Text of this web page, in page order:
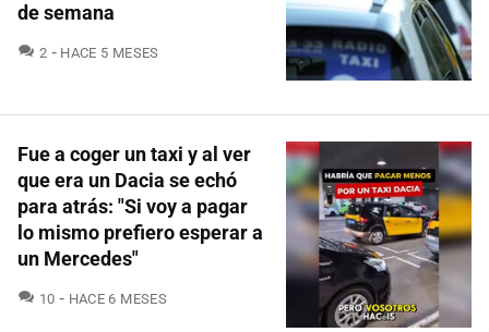
de semana
2 COMENTARIOS
HACE 5 MESES
Fue a coger un taxi y al ver
que era un Dacia se echó
para atrás: "Si voy a pagar
lo mismo prefiero esperar a
un Mercedes"
10 COMENTARIOS
HACE 6 MESES